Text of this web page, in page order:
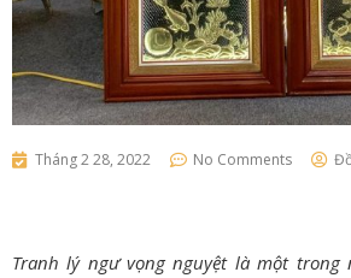
Tháng 2 28, 2022 No Comments
Tranh lý ngư vọng nguyệt là một